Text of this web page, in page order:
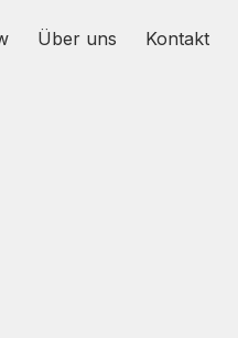
Über uns Kontakt